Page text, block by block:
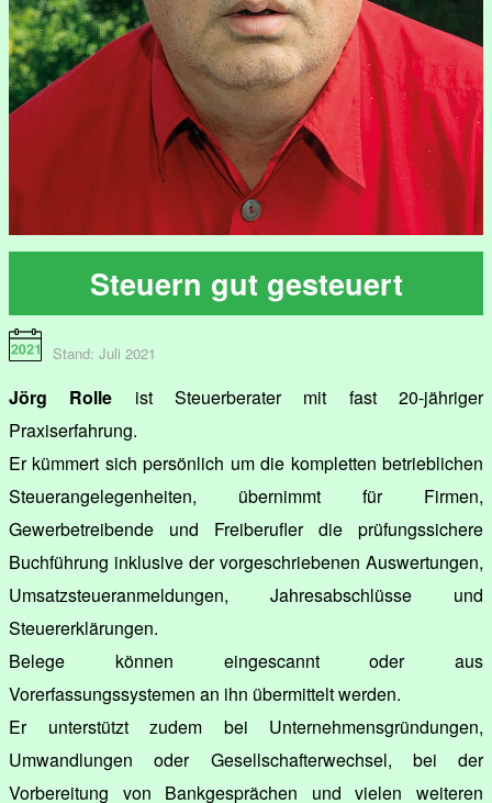
Steuern gut gesteuert
Stand: Juli 2021
Jörg Rolle ist Steuerberater mit fast 20-jähriger
Praxiserfahrung.
Er kümmert sich persönlich um die kompletten betrieblichen
Steuerangelegenheiten, übernimmt für Firmen,
Gewerbetreibende und Freiberufler die prüfungssichere
Buchführung inklusive der vorgeschriebenen Auswertungen,
Umsatzsteueranmeldungen, Jahresabschlüsse und
Steuererklärungen.
Belege können eingescannt oder aus
Vorerfassungssystemen an ihn übermittelt werden.
Er unterstützt zudem bei Unternehmensgründungen,
Umwandlungen oder Gesellschafterwechsel, bei der
Vorbereitung von Bankgesprächen und vielen weiteren